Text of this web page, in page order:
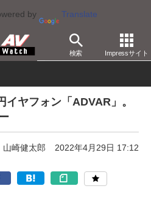
by Translate
検索 Impressサイト
フォン祭
ヤフォン「ADVAR」。
山崎健太郎 2022年4月29日 17:12